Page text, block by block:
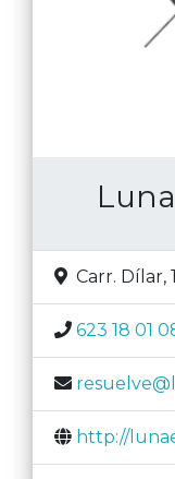
Carr. Dílar,
623 18 01
http://